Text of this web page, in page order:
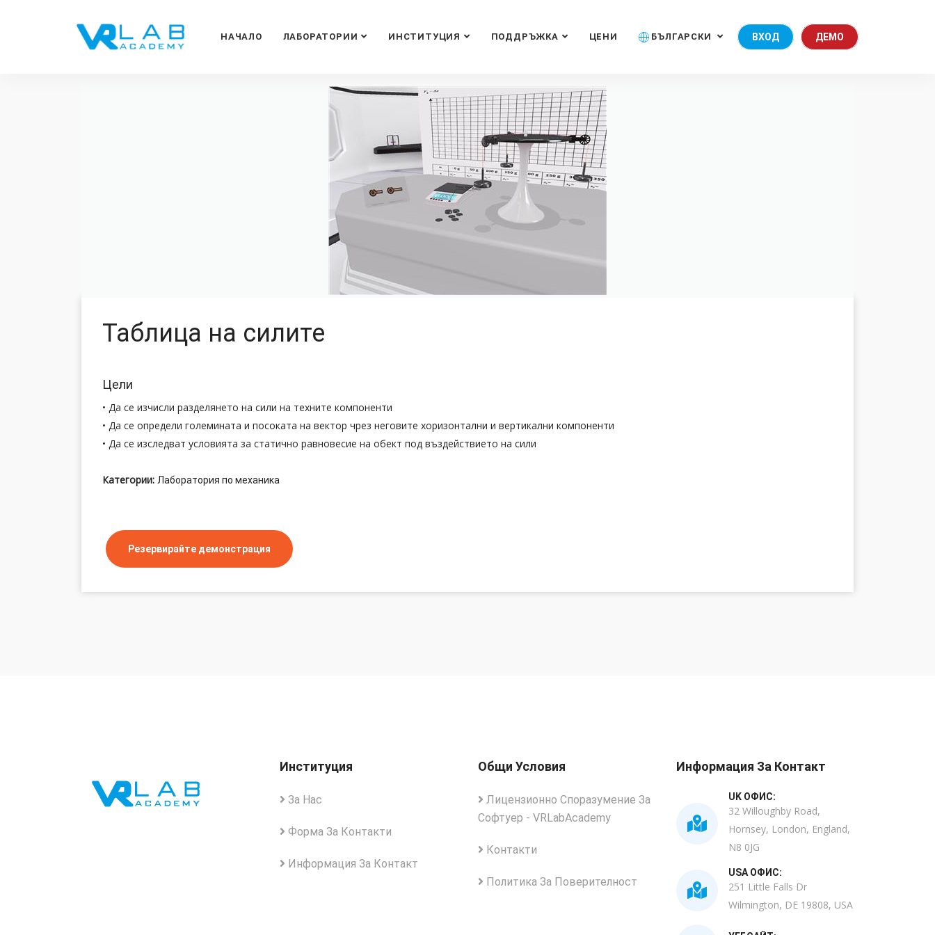
ВХОД ДЕМО
НАЧАЛО ЛАБОРАТОРИИ ИНСТИТУЦИЯ ПОДДРЪЖКА ЦЕНИ БЪЛГАРСКИ
Таблица на силите
Цели
• Да се изчисли разделянето на сили на техните компоненти
• Да се определи големината и посоката на вектор чрез неговите хоризонтални и вертикални компоненти
• Да се изследват условията за статично равновесие на обект под въздействието на сили
Категории: Лаборатория по механика
Резервирайте демонстрация
Институция
За Нас
Форма За Контакти
Информация За Контакт
Общи Условия
Лицензионно Споразумение За
Софтуер - VRLabAcademy
Контакти
Политика За Поверителност
Информация За Контакт
UK ОФИС:
32 Willoughby Road,
Hornsey, London, England,
N8 0JG
USA ОФИС:
251 Little Falls Dr
Wilmington, DE 19808, USA